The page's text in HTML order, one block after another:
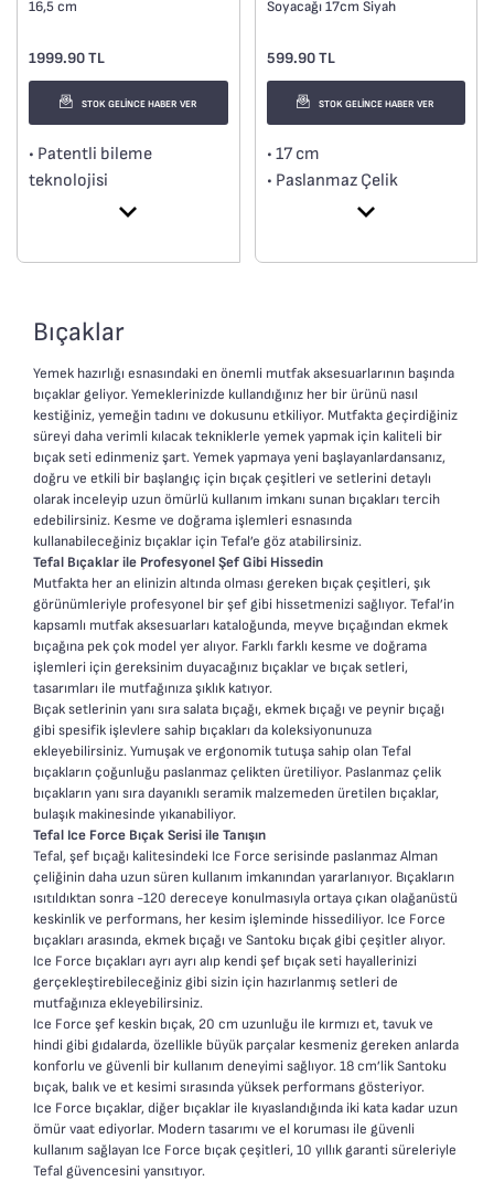
16,5 cm
1999.90 TL
STOK GELİNCE HABER VER
• Patentli bileme
teknolojisi
• Çok yönlü kullanım
• Kolay temizleme
Soyacağı 17cm Siyah
599.90 TL
STOK GELİNCE HABER VER
• 17 cm
• Paslanmaz Çelik
• Rahat kullanım için
• Colorfood koleksiyonu
Bıçaklar
Yemek hazırlığı esnasındaki en önemli mutfak aksesuarlarının başında
bıçaklar geliyor. Yemeklerinizde kullandığınız her bir ürünü nasıl
kestiğiniz, yemeğin tadını ve dokusunu etkiliyor. Mutfakta geçirdiğiniz
süreyi daha verimli kılacak tekniklerle yemek yapmak için kaliteli bir
bıçak seti edinmeniz şart. Yemek yapmaya yeni başlayanlardansanız,
doğru ve etkili bir başlangıç için bıçak çeşitleri ve setlerini detaylı
olarak inceleyip uzun ömürlü kullanım imkanı sunan bıçakları tercih
edebilirsiniz. Kesme ve doğrama işlemleri esnasında
kullanabileceğiniz bıçaklar için Tefal’e göz atabilirsiniz.
Tefal Bıçaklar ile Profesyonel Şef Gibi Hissedin
Mutfakta her an elinizin altında olması gereken bıçak çeşitleri, şık
görünümleriyle profesyonel bir şef gibi hissetmenizi sağlıyor. Tefal’in
kapsamlı mutfak aksesuarları kataloğunda, meyve bıçağından ekmek
bıçağına pek çok model yer alıyor. Farklı farklı kesme ve doğrama
işlemleri için gereksinim duyacağınız bıçaklar ve bıçak setleri,
tasarımları ile mutfağınıza şıklık katıyor.
Bıçak setlerinin yanı sıra salata bıçağı, ekmek bıçağı ve peynir bıçağı
gibi spesifik işlevlere sahip bıçakları da koleksiyonunuza
ekleyebilirsiniz. Yumuşak ve ergonomik tutuşa sahip olan Tefal
bıçakların çoğunluğu paslanmaz çelikten üretiliyor. Paslanmaz çelik
bıçakların yanı sıra dayanıklı seramik malzemeden üretilen bıçaklar,
bulaşık makinesinde yıkanabiliyor.
Tefal Ice Force Bıçak Serisi ile Tanışın
Tefal, şef bıçağı kalitesindeki Ice Force serisinde paslanmaz Alman
çeliğinin daha uzun süren kullanım imkanından yararlanıyor. Bıçakların
ısıtıldıktan sonra -120 dereceye konulmasıyla ortaya çıkan olağanüstü
keskinlik ve performans, her kesim işleminde hissediliyor. Ice Force
bıçakları arasında, ekmek bıçağı ve Santoku bıçak gibi çeşitler alıyor.
Ice Force bıçakları ayrı ayrı alıp kendi şef bıçak seti hayallerinizi
gerçekleştirebileceğiniz gibi sizin için hazırlanmış setleri de
mutfağınıza ekleyebilirsiniz.
Ice Force şef keskin bıçak, 20 cm uzunluğu ile kırmızı et, tavuk ve
hindi gibi gıdalarda, özellikle büyük parçalar kesmeniz gereken anlarda
konforlu ve güvenli bir kullanım deneyimi sağlıyor. 18 cm’lik Santoku
bıçak, balık ve et kesimi sırasında yüksek performans gösteriyor.
Ice Force bıçaklar, diğer bıçaklar ile kıyaslandığında iki kata kadar uzun
ömür vaat ediyorlar. Modern tasarımı ve el koruması ile güvenli
kullanım sağlayan Ice Force bıçak çeşitleri, 10 yıllık garanti süreleriyle
Tefal güvencesini yansıtıyor.